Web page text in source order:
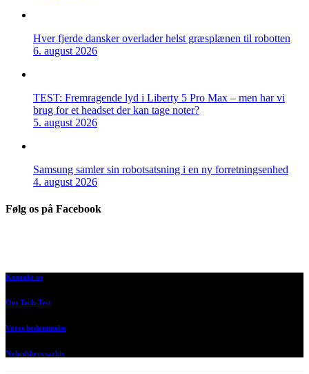
Hver fjerde dansker overlader helst græsplænen til robotten
6. august 2026
TEST: Fremragende lyd i Liberty 5 Pro Max – men har vi
brug for et headset der kan tage noter?
5. august 2026
Samsung samler sin robotsatsning i en ny forretningsenhed
4. august 2026
Følg os på Facebook
Kontakt os
Om Tech-Test
Vores bedømmelse
Nyhedsbrevsarkiv